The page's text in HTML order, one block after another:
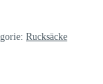
Rucksäcke